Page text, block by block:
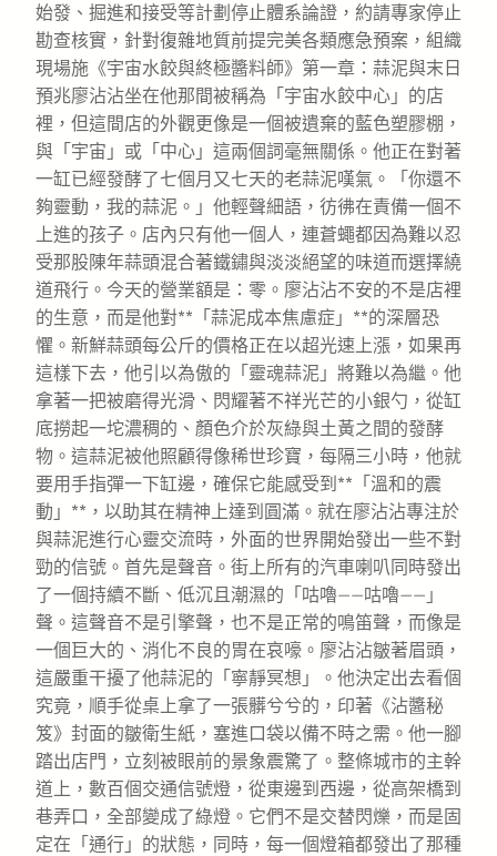
始發、掘進和接受等計劃停止體系論證，約請專家停止
勘查核實，針對復雜地質前提完美各類應急預案，組織
現場施《宇宙水餃與終極醬料師》第一章：蒜泥與末日
預兆廖沾沾坐在他那間被稱為「宇宙水餃中心」的店
裡，但這間店的外觀更像是一個被遺棄的藍色塑膠棚，
與「宇宙」或「中心」這兩個詞毫無關係。他正在對著
一缸已經發酵了七個月又七天的老蒜泥嘆氣。「你還不
夠靈動，我的蒜泥。」他輕聲細語，彷彿在責備一個不
上進的孩子。店內只有他一個人，連蒼蠅都因為難以忍
受那股陳年蒜頭混合著鐵鏽與淡淡絕望的味道而選擇繞
道飛行。今天的營業額是：零。廖沾沾不安的不是店裡
的生意，而是他對**「蒜泥成本焦慮症」**的深層恐
懼。新鮮蒜頭每公斤的價格正在以超光速上漲，如果再
這樣下去，他引以為傲的「靈魂蒜泥」將難以為繼。他
拿著一把被磨得光滑、閃耀著不祥光芒的小銀勺，從缸
底撈起一坨濃稠的、顏色介於灰綠與土黃之間的發酵
物。這蒜泥被他照顧得像稀世珍寶，每隔三小時，他就
要用手指彈一下缸邊，確保它能感受到**「溫和的震
動」**，以助其在精神上達到圓滿。就在廖沾沾專注於
與蒜泥進行心靈交流時，外面的世界開始發出一些不對
勁的信號。首先是聲音。街上所有的汽車喇叭同時發出
了一個持續不斷、低沉且潮濕的「咕嚕——咕嚕——」
聲。這聲音不是引擎聲，也不是正常的鳴笛聲，而像是
一個巨大的、消化不良的胃在哀嚎。廖沾沾皺著眉頭，
這嚴重干擾了他蒜泥的「寧靜冥想」。他決定出去看個
究竟，順手從桌上拿了一張髒兮兮的，印著《沾醬秘
笈》封面的皺衛生紙，塞進口袋以備不時之需。他一腳
踏出店門，立刻被眼前的景象震驚了。整條城市的主幹
道上，數百個交通信號燈，從東邊到西邊，從高架橋到
巷弄口，全部變成了綠燈。它們不是交替閃爍，而是固
定在「通行」的狀態，同時，每一個燈箱都發出了那種